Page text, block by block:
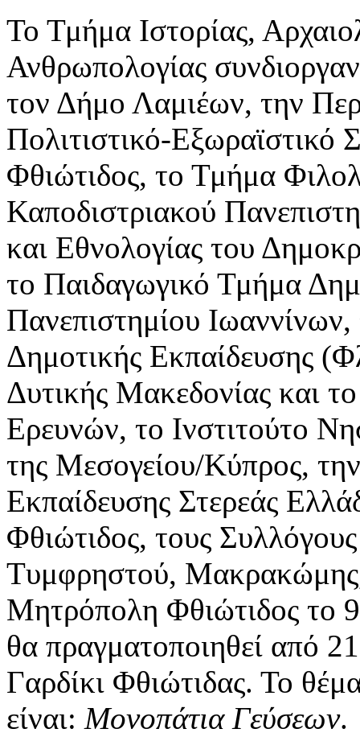
Το Τμήμα Ιστορίας,
Ανθρωπολογίας
τον Δήμο Λαμιέων, την
Πολιτιστικό-
Φθιώτιδος, το Τμήμα
Καποδιστριακού
και Εθνολογίας του
το Παιδαγωγικό Τμήμα
Πανεπιστημίου
Δημοτικής Εκπαίδευσης
Δυτικής Μακεδονίας και
Ερευνών, το Ινστιτούτο
της Μεσογείου/Κύπρος,
Εκπαίδευσης Στερεάς
Φθιώτιδος, τους
Τυμφρηστού, Μακρακώμης,
Μητρόπολη Φθιώτιδος το
θα πραγματοποιηθεί από
Γαρδίκι Φθιώτιδας. Το
είναι: Μονοπάτια Γεύσεων.